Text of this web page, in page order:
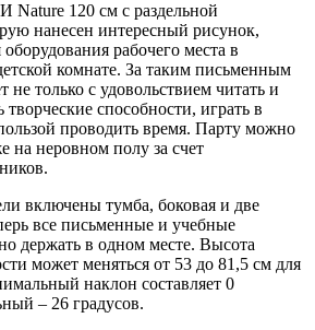
120 см с раздельной
нанесен интересный рисунок,
рабочего места в
комнате. За таким письменным
не только с удовольствием читать и
творческие способности, играть в
проводить время. Парту можно
на неровном полу за счет
включены тумба, боковая и две
все письменные и учебные
держать в одном месте. Высота
может меняться от 53 до 81,5 см для
наклон составляет 0
– 26 градусов.